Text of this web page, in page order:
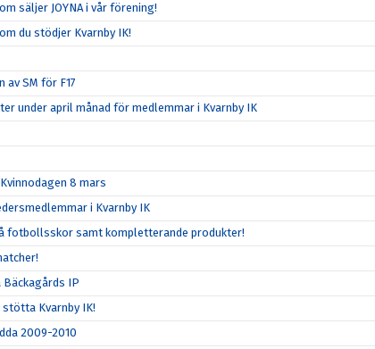
säljer JOYNA i vår förening!
du stödjer Kvarnby IK!
SM för F17
under april månad för medlemmar i Kvarnby IK
8 mars
i Kvarnby IK
fotbollsskor samt kompletterande produkter!
IP
Kvarnby IK!
2009-2010